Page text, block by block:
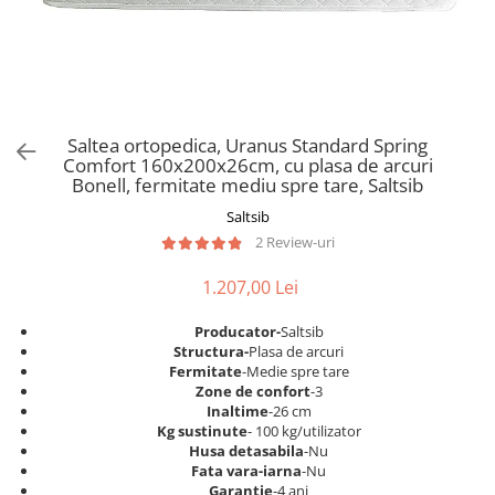
Saltele Pocket
Saltele Memory Pocket
Saltele cu plasa arcuri
Saltele Memory
Saltele 140x200
Saltele 160x200
Saltele 180x200
Top saltele
Noptiere
Scaune pentru living
Seturi comode living si vitrine
Scaune ergonomice
Etajere Birou
Dulap birou
Birouri
Scaune pentru birou
Scaune pentru vizitatori
Scaune birou copii
Scaune resigilate
Saltea ortopedica, Uranus Standard Spring
Comfort 160x200x26cm, cu plasa de arcuri
Bonell, fermitate mediu spre tare, Saltsib
Saltsib
2 Review-uri
1.207,00 Lei
Producator-Saltsib
Structura-Plasa de arcuri
Fermitate-Medie spre tare
Zone de confort-3
Inaltime-26 cm
Kg sustinute- 100 kg/utilizator
Husa detasabila-Nu
Fata vara-iarna-Nu
Garantie-4 ani